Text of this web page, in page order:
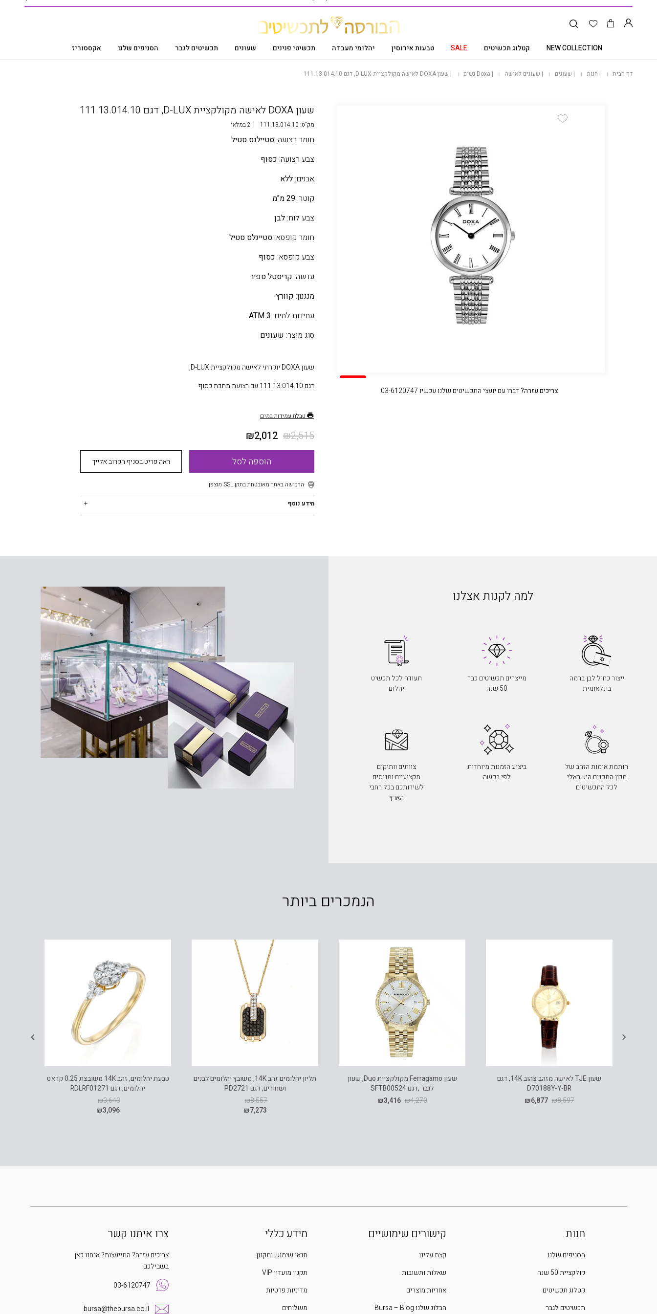
NEW COLLECTION קטלוג תכשיטים SALE טבעות אירוסין יהלומי מעבדה תכשיטי פנינים שעונים תכשיטים לגבר הסניפים שלנו אקססוריז
דף הבית | חנות | שעונים | שעונים לאישה | Doxa נשים | שעון DOXA לאישה מקולקציית D-LUX, דגם 111.13.014.10
SALE
צריכים עזרה?דברו עם יועצי התכשיטים שלנו עכשיו 03-6120747
שעון DOXA לאישה מקולקציית D-LUX, דגם 111.13.014.10
מק"ט: 111.13.014.10
| 2 במלאי
חומר רצועה: סטיילנס סטיל
צבע רצועה: כסוף
אבנים: ללא
קוטר: 29 מ"מ
צבע לוח: לבן
חומר קופסא: סטיינלס סטיל
צבע קופסא: כסוף
עדשה: קריסטל ספיר
מנגנון: קוורץ
עמידות למים: 3 ATM
סוג מוצר: שעונים
טבלת עמידות במים
₪2,515
₪2,012
הוספה לסל ראה פריט בסניף הקרוב אלייך
הרכישה באתר מאובטחת בתקן SSL מוצפן
שעון DOXA יוקרתי לאישה מקולקציית D-LUX,
דגם 111.13.014.10 עם רצועת מתכת כסוף
מידע נוסף
למה לקנות אצלנו
ייצור כחול לבן ברמה
בינלאומית
מייצרים תכשיטים כבר
50 שנה
תעודה לכל תכשיט
יהלום
חותמת אימות הזהב של
מכון התקנים הישראלי
לכל התכשיטים
ביצוע הזמנות מיוחדות
לפי בקשה
צוותים וותיקים
מקצועיים ומנוסים
לשירותכם בכל רחבי
הארץ
הנמכרים ביותר
שעון TJE לאישה מזהב צהוב 14K, דגם
D70188Y-Y-BR
₪8,597
₪6,877
שעון Ferragamo מקולקציית Duo, שעון
לגבר ,דגם SFTB00524
₪4,270
₪3,416
תליון יהלומים זהב 14K, משובץ יהלומים לבנים
ושחורים, דגם PD2721
₪8,557
₪7,273
טבעת יהלומים, זהב 14K משובצת 0.25 קראט
יהלומים, דגם RDLRF01271
₪3,643
₪3,096
חנות
הסניפים שלנו
קולקציית 50 שנה
קטלוג תכשיטים
תכשיטים לגבר
קישורים שימושיים
קצת עלינו
שאלות ותשובות
אחריות מוצרים
הבלוג שלנו Bursa – Blog
מידע כללי
תנאי שימוש ותקנון
תקנון מועדון VIP
מדיניות פרטיות
משלוחים
צרו איתנו קשר
צריכים עזרה? התייעצות? אנחנו כאן
בשבילכם
03-6120747
bursa@thebursa.co.il